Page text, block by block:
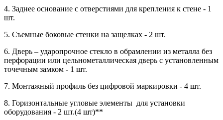
4. Заднее основание с отверстиями для крепления к стене - 1
шт.
5. Съемные боковые стенки на защелках - 2 шт.
6. Дверь – ударопрочное стекло в обрамлении из металла без
перфорации или цельнометаллическая дверь с установленным
точечным замком - 1 шт.
7. Монтажный профиль без цифровой маркировки - 4 шт.
8. Горизонтальные угловые элементы для установки
оборудования - 2 шт.(4 шт)**